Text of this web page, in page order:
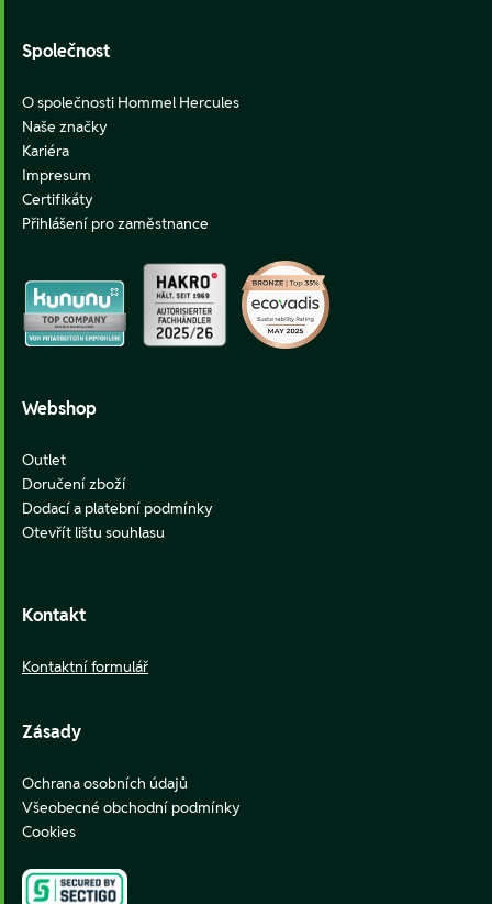
Společnost
O společnosti Hommel Hercules
Naše značky
Kariéra
Impresum
Certifikáty
Přihlášení pro zaměstnance
Webshop
Outlet
Doručení zboží
Dodací a platební podmínky
Otevřít lištu souhlasu
Kontakt
Kontaktní formulář
Zásady
Ochrana osobních údajů
Všeobecné obchodní podmínky
Cookies